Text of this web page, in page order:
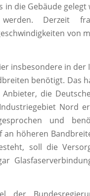
in die Gebäude
werden. Derzeit
von
insbesondere in
benötigt. Das
die
Nord
und
an höheren
soll die